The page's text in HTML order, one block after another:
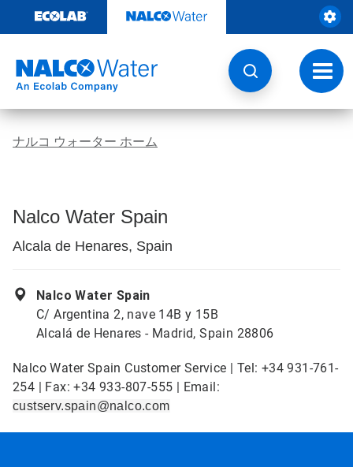
テ
る
ト
グ
ル
ナ
ナルコ ウォーター ホーム
Nalco Water Spain
Alcala de Henares, Spain
Nalco Water Spain
C/ Argentina 2, nave 14B y 15B
Alcalá de Henares - Madrid, Spain 28806
Nalco Water Spain Customer Service | Tel: +34 931-761-
254 | Fax: +34 933-807-555 | Email:
custserv.spain@nalco.com